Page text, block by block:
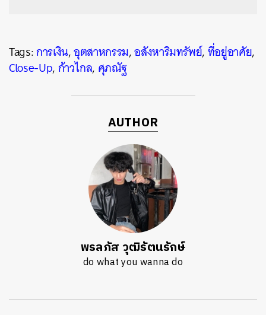
Tags:การเงิน,อุตสาหกรรม,อสังหาริมทรัพย์,ที่อยู่อาศัย,
Close-Up,ก้าวไกล, ศุภณัฐ
AUTHOR
พรลภัส วุฒิรัตนรักษ์
do what you wanna do